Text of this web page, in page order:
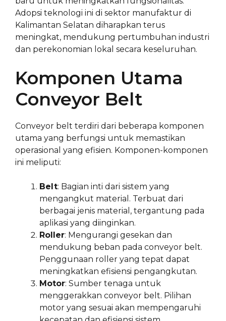
Adopsi teknologi ini di sektor manufaktur di
Kalimantan Selatan diharapkan terus
meningkat, mendukung pertumbuhan industri
dan perekonomian lokal secara keseluruhan.
Komponen Utama
Conveyor Belt
Conveyor belt terdiri dari beberapa komponen
utama yang berfungsi untuk memastikan
operasional yang efisien. Komponen-komponen
ini meliputi:
Belt: Bagian inti dari sistem yang
mengangkut material. Terbuat dari
berbagai jenis material, tergantung pada
aplikasi yang diinginkan.
Roller: Mengurangi gesekan dan
mendukung beban pada conveyor belt.
Penggunaan roller yang tepat dapat
meningkatkan efisiensi pengangkutan.
Motor: Sumber tenaga untuk
menggerakkan conveyor belt. Pilihan
motor yang sesuai akan mempengaruhi